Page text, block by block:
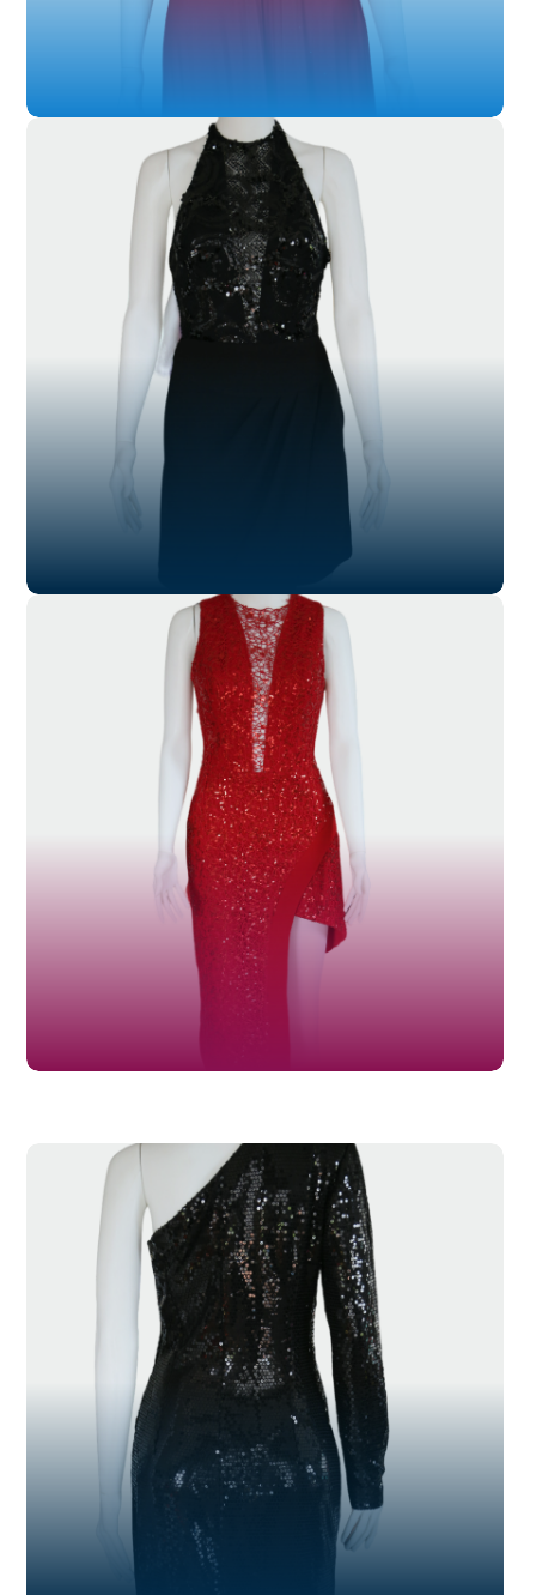
SL-028
SL-029